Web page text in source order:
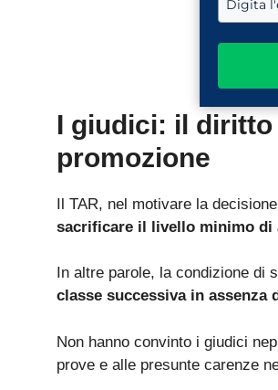
I giudici: il
promozione
Il TAR, nel motivare la
sacrificare il livello minimo di
In altre parole, la condizione di
classe successiva in assenza
Non hanno convinto i giudici
prove e alle presunte carenze